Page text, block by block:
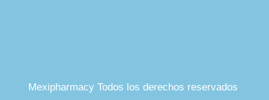
Mexipharmacy Todos los derechos reservados